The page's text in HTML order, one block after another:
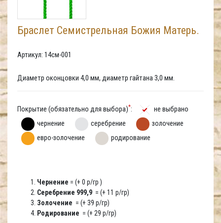
Браслет Семистрельная Божия Матерь.
Артикул: 14см-001
Диаметр оконцовки 4,0 мм, диаметр гайтана 3,0 мм.
Покрытие (обязательно для выбора)*:
не выбрано
чернение
серебрение
золочение
евро-золочение
родирование
Чернение = (+ 0 р/гр )
Серебрение 999,9 = (+ 11 р/гр)
Золочение = (+ 39 р/гр)
Родирование = (+ 29 р/гр)